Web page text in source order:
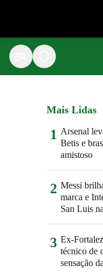
Mais Lidas
1 Arsenal
Betis e
amistoso
2 Messi
marca e
San Luis
3 Ex-
técnico de
sensação